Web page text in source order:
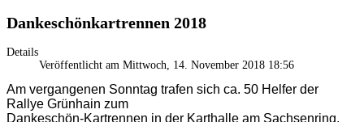
Dankeschönkartrennen 2018
Details
Veröffentlicht am Mittwoch, 14. November 2018 18:56
Am vergangenen Sonntag trafen sich ca. 50 Helfer der
Rallye Grünhain zum
Dankeschön-Kartrennen in der Karthalle am Sachsenring.